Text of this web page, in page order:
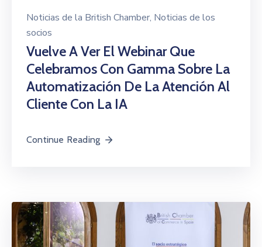
Noticias de la British Chamber‚ Noticias de los
socios
Vuelve A Ver El Webinar Que
Celebramos Con Gamma Sobre La
Automatización De La Atención Al
Cliente Con La IA
Continue Reading